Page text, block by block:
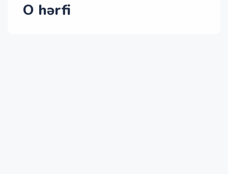
O hərfi